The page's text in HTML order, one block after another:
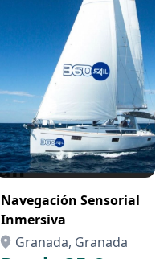
Navegación Sensorial
Inmersiva
Granada, Granada